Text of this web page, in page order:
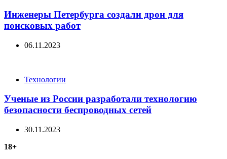
Инженеры Петербурга создали дрон для
поисковых работ
06.11.2023
CategoriesТехнологии
Ученые из России разработали технологию
безопасности беспроводных сетей
30.11.2023
18+